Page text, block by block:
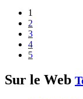
1
2
3
4
5
Sur le Web